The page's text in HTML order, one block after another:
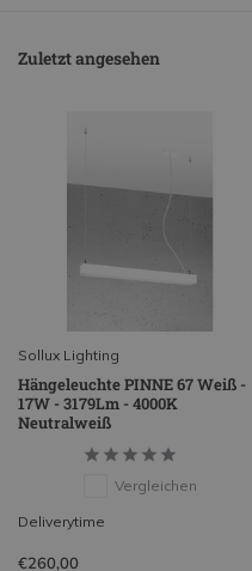
Zuletzt angesehen
Sollux Lighting
Hängeleuchte PINNE 67 Weiß -
17W - 3179Lm - 4000K
Neutralweiß
Vergleichen
Deliverytime
€260,00